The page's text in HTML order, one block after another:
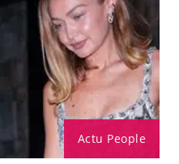
Actu People